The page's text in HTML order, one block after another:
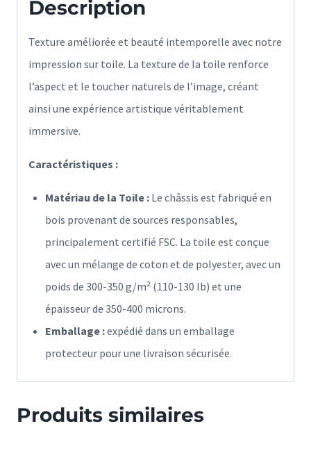
Description
Texture améliorée et beauté intemporelle avec notre
impression sur toile. La texture de la toile renforce
l’aspect et le toucher naturels de l’image, créant
ainsi une expérience artistique véritablement
immersive.
Caractéristiques :
Matériau de la Toile : Le châssis est fabriqué en
bois provenant de sources responsables,
principalement certifié FSC. La toile est conçue
avec un mélange de coton et de polyester, avec un
poids de 300-350 g/m² (110-130 lb) et une
épaisseur de 350-400 microns.
Emballage :expédié dans un emballage
protecteur pour une livraison sécurisée.
Produits similaires